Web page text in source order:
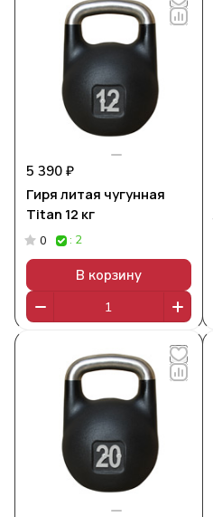
5 390 ₽
Гиря литая чугунная
Titan 12 кг
0 : 2
В корзину